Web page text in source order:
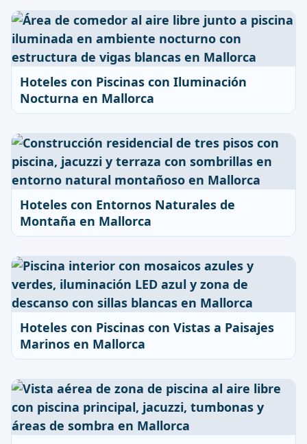
Hoteles con Piscinas con Iluminación
Nocturna en Mallorca
Hoteles con Entornos Naturales de
Montaña en Mallorca
Hoteles con Piscinas con Vistas a Paisajes
Marinos en Mallorca